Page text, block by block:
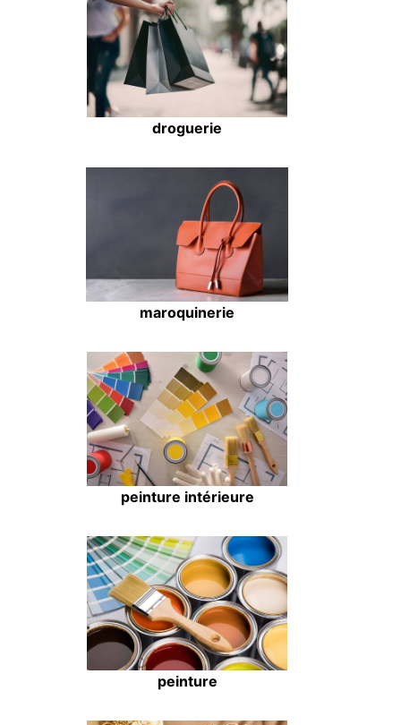
droguerie
maroquinerie
peinture intérieure
peinture